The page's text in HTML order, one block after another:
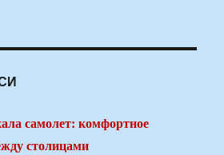
самолет: комфортное
столицами